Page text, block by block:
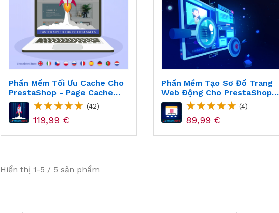
Phần Mềm Tối Ưu Cache Cho
PrestaShop - Page Cache
Pro
(42)
119,99 €
Phần Mềm Tạo Sơ Đồ Trang
Web Động Cho PrestaShop -
Dynamic Sitemap
(4)
89,99 €
Hiển thị 1-5 / 5 sản phẩm